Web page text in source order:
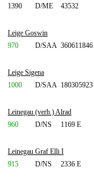
1390
D/ME 43532
Leige Goswin
970
D/SAA 360611846
Leige Sigena
1000
D/SAA 180305923
Leinegau (verh.) Alrad
960
D/NS 1169 E
Leinegau Graf Elli I
915
D/NS 2336 E